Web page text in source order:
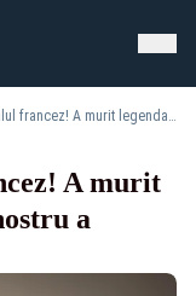
Doliu uriaș în fotbalul francez! A murit legenda lui Lyon: „Eroul nostru a adormit”
A murit
a